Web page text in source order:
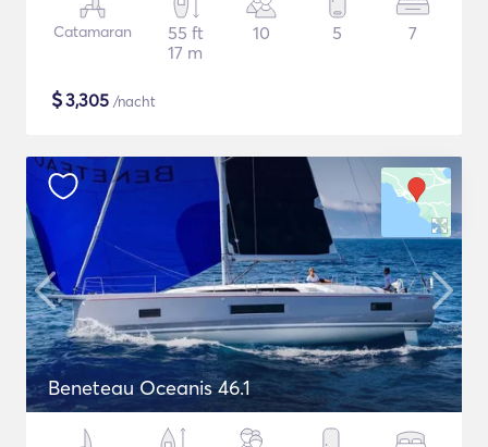
Catamaran
55 ft
17 m
10 5 7
$3,305 /nacht
Beneteau Oceanis 46.1